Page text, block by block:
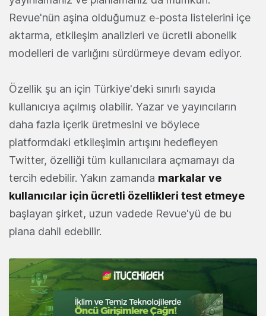
Revue'nün aşina olduğumuz e-posta listelerini içe
aktarma, etkileşim analizleri ve ücretli abonelik
modelleri de varlığını sürdürmeye devam ediyor.
Özellik şu an için Türkiye'deki sınırlı sayıda
kullanıcıya açılmış olabilir. Yazar ve yayıncıların
daha fazla içerik üretmesini ve böylece
platformdaki etkileşimin artışını hedefleyen
Twitter, özelliği tüm kullanıcılara açmamayı da
tercih edebilir. Yakın zamanda markalar ve
kullanıcılar için ücretli özellikleri test etmeye
başlayan şirket, uzun vadede Revue'yü de bu
plana dahil edebilir.